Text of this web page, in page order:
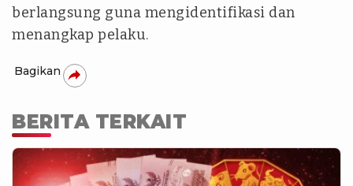
berlangsung guna mengidentifikasi dan
menangkap pelaku.
Bagikan
BERITA TERKAIT